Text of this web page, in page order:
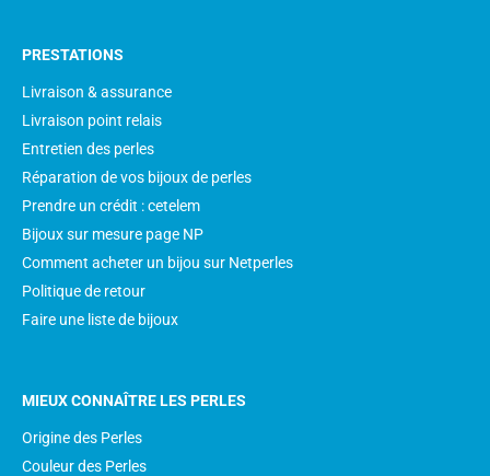
PRESTATIONS
Livraison & assurance
Livraison point relais
Entretien des perles
Réparation de vos bijoux de perles
Prendre un crédit : cetelem
Bijoux sur mesure page NP
Comment acheter un bijou sur Netperles
Politique de retour
Faire une liste de bijoux
MIEUX CONNAÎTRE LES PERLES
Origine des Perles
Couleur des Perles